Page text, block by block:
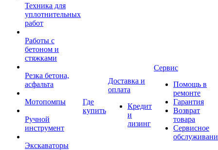
Техника для
уплотнительных
работ
Работы с
бетоном и
стяжками
Резка бетона,
асфальта
Мотопомпы
Ручной
инструмент
Экскаваторы
Где
купить
Доставка и
оплата
Кредит
и
лизинг
Сервис
Помощь в
ремонте
Гарантия
Возврат
товара
Сервисное